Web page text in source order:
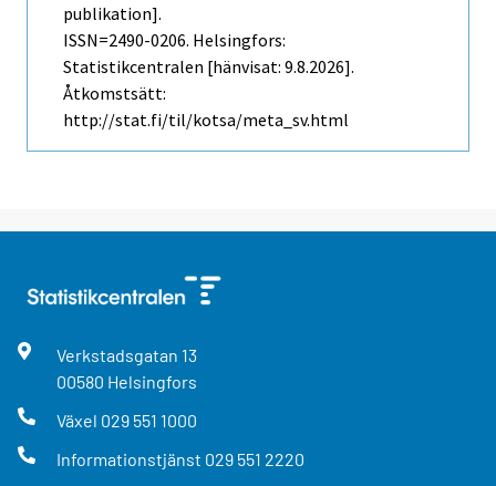
publikation].
ISSN=2490-0206. Helsingfors:
Statistikcentralen [hänvisat: 9.8.2026].
Åtkomstsätt:
http://stat.fi/til/kotsa/meta_sv.html
Verkstadsgatan 13
00580 Helsingfors
Växel 029 551 1000
Informationstjänst 029 551 2220